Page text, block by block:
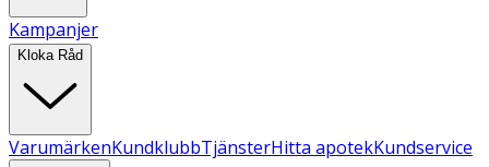
Kampanjer
Kloka Råd
VarumärkenKundklubbTjänsterHitta apotekKundservice